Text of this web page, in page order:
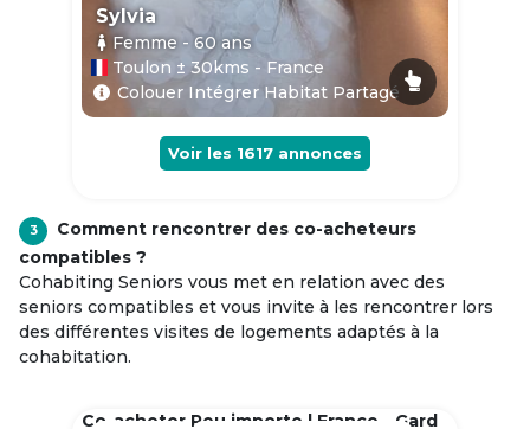
Sylvia
Femme - 60ans
Toulon ± 30kms - France
Colouer Intégrer Habitat Partagé
Voir les 1617 annonces
3
Comment rencontrer des co-acheteurs
compatibles ?
Cohabiting Seniors vous met en relation avec des
seniors compatibles et vous invite à les rencontrer lors
des différentes visites de logements adaptés à la
cohabitation.
Co-acheter Peu importe | France - Gard